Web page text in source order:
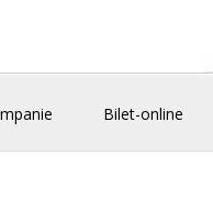
Bilet-online